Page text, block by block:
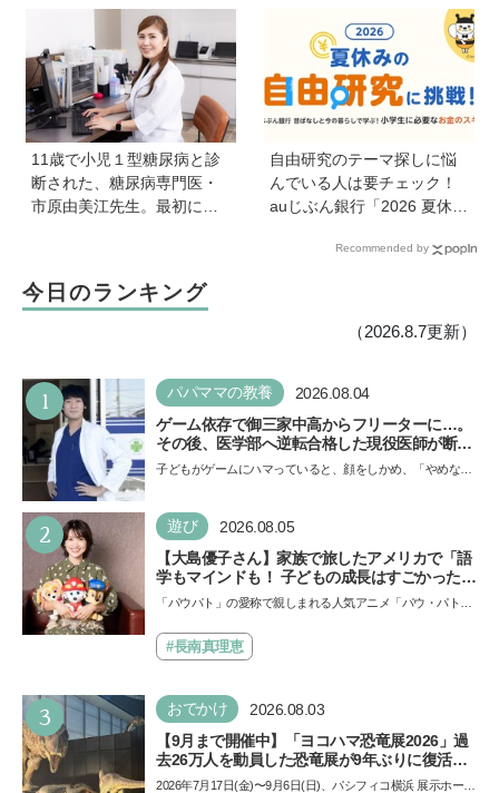
すすめのワケ
で楽しむポイントを完全ガ
11歳で小児１型糖尿病と診
断された、糖尿病専門医・
市原由美江先生。最初に感
自由研究のテーマ探しに悩
んでいる人は要チェック！
auじぶん銀行「2026 夏休み
用してお金のスキルを学ぼ
Recommended by
今日のランキング
（2026.8.7更新）
1 パパママの教養 2026.08.04
ゲーム依存で御三家中高からフリーターに…。
その後、医学部へ逆転合格した現役医師が断言
「ゲームの経験が受験勉強に役立った」そう考
子どもがゲームにハマっていると、顔をしかめ、「やめなさ
い…
2 遊び 2026.08.05
【大島優子さん】家族で旅したアメリカで「語
学もマインドも！ 子どもの成長はすごかった」
声優をつとめた映画『パウ・パトロール ザ・ダ
できると子どもに知ってほしい
「パウパト」の愛称で親しまれる人気アニメ「パウ・パトロ
ザ…#長南真理恵
3 おでかけ 2026.08.03
【9月まで開催中】「ヨコハマ恐竜展2026」過
去26万人を動員した恐竜展が9年ぶりに復活！
夏休みのおでかけで楽しむポイントを完全ガイ
2026年7月17日(金)〜9月6日(日)、パシフィコ横浜 展示ホール